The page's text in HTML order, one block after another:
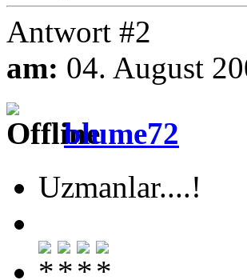
Antwort #2
am: 04. August
blume72
Uzmanlar....!